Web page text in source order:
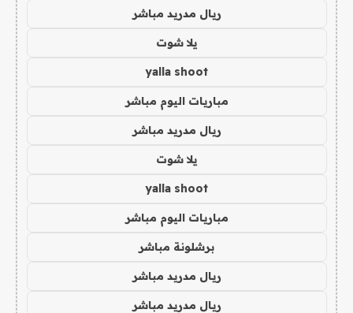
ريال مدريد مباشر
يلا شوت
yalla shoot
مباريات اليوم مباشر
ريال مدريد مباشر
يلا شوت
yalla shoot
مباريات اليوم مباشر
برشلونة مباشر
ريال مدريد مباشر
ريال مدريد مباشر